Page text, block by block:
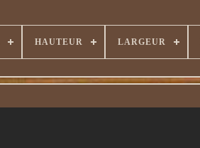
HAUTEUR LARGEUR